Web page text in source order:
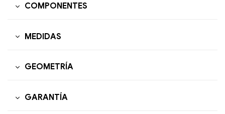
COMPONENTES
MEDIDAS
GEOMETRÍA
GARANTÍA